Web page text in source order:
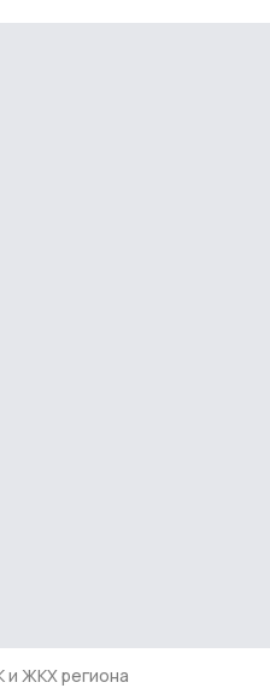
ЖКХ региона